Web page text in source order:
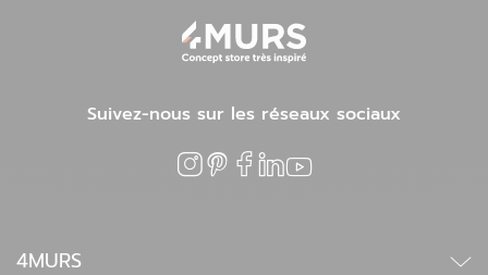
Suivez-nous sur les réseaux sociaux
4MURS